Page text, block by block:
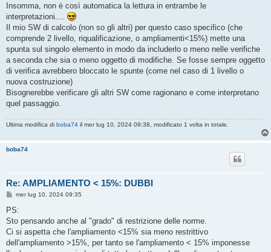
Insomma, non è così automatica la lettura in entrambe le
interpretazioni....
Il mio SW di calcolo (non so gli altri) per questo caso specifico (che
comprende 2 livello, riqualificazione, o ampliamenti<15%) mette una
spunta sul singolo elemento in modo da includerlo o meno nelle verifiche
a seconda che sia o meno oggetto di modifiche. Se fosse sempre oggetto
di verifica avrebbero bloccato le spunte (come nel caso di 1 livello o
nuova costruzione)
Bisognerebbe verificare gli altri SW come ragionano e come interpretano
quel passaggio.
Ultima modifica di boba74 il mer lug 10, 2024 09:38, modificato 1 volta in totale.
boba74
Re: AMPLIAMENTO < 15%: DUBBI
M
s
a
g
i
mer lug 10, 2024 09:35
PS:
Sto pensando anche al "grado" di restrizione delle norme.
Ci si aspetta che l'ampliamento <15% sia meno restrittivo
dell'ampliamento >15%, per tanto se l'ampliamento < 15% imponesse